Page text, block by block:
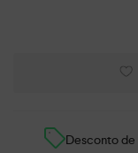
Desconto de